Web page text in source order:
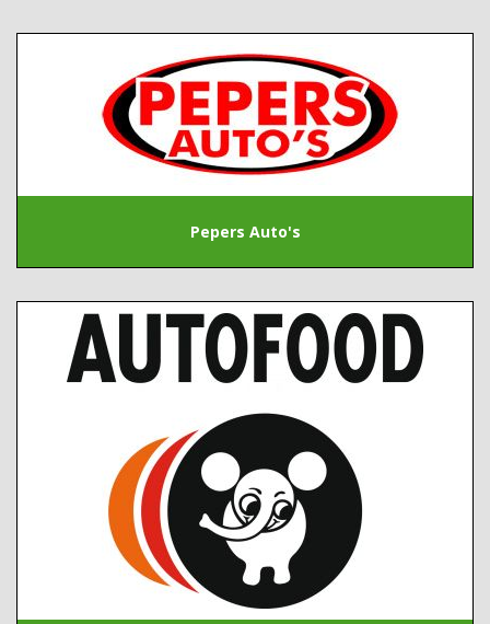
Pepers Auto's